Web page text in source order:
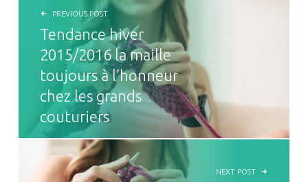
PREVIOUS POST
Tendance hiver
2015/2016 la maille
toujours à l’honneur
chez les grands
couturiers
NEXT POST